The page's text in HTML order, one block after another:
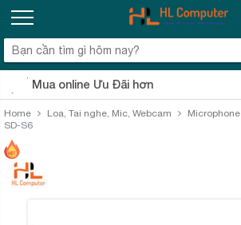
Mua online Ưu Đãi hơn
Home Loa, Tai nghe, Mic, Webcam Microphone
SD-S6